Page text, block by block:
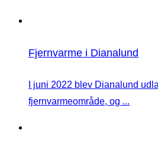
Fjernvarme i Dianalund
I juni 2022 blev Dianalund
fjernvarmeområde, og ...